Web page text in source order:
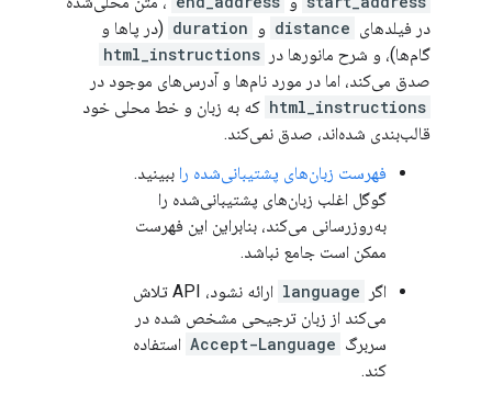
در فیلدهای distance و duration (در پاها و
گام‌ها)، و شرح مانورها در html_instructions
صدق می‌کند، اما در مورد نام‌ها و آدرس‌های موجود در
html_instructions که به زبان و خط محلی خود
قالب‌بندی شده‌اند، صدق نمی‌کند.
فهرست زبان‌های پشتیبانی‌شده را ببینید.
گوگل اغلب زبان‌های پشتیبانی‌شده را
به‌روزرسانی می‌کند، بنابراین این فهرست
ممکن است جامع نباشد.
اگر
language
ارائه نشود، API تلاش
می‌کند از زبان ترجیحی مشخص شده در
سربرگ Accept-Language استفاده
کند.